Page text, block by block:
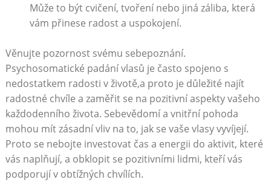
Může to být cvičení, tvoření nebo jiná záliba, která
vám přinese radost a uspokojení.
Věnujte pozornost svému sebepoznání.
Psychosomatické padání vlasů je často spojeno s
nedostatkem radosti v životě,a proto je důležité najít
radostné chvíle a zaměřit se na pozitivní aspekty vašeho
každodenního života. Sebevědomí a vnitřní pohoda
mohou mít zásadní vliv na to, jak se vaše vlasy vyvíjejí.
Proto se nebojte investovat čas a energii do aktivit, které
vás naplňují, a obklopit se pozitivními lidmi, kteří vás
podporují v obtížných chvílích.